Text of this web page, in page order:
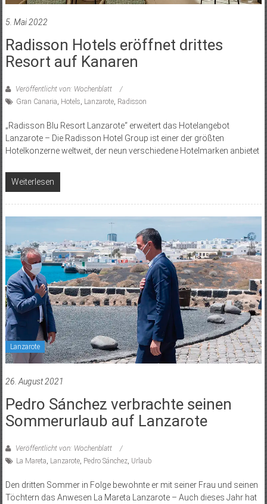
5. Mai 2022
Radisson Hotels eröffnet drittes
Resort auf Kanaren
Veröffentlicht von: Wochenblatt
Gran Canaria Hotels Lanzarote, Radisson
„Radisson Blu Resort Lanzarote“ erweitert das Hotelangebot
Lanzarote – Die Radisson Hotel Group ist einer der größten
Hotelkonzerne weltweit, der neun verschiedene Hotelmarken anbietet
Weiterlesen
Lanzarote
26. August 2021
Pedro Sánchez verbrachte seinen
Sommerurlaub auf Lanzarote
Veröffentlicht von: Wochenblatt
La Mareta Lanzarote, Pedro Sánchez, Urlaub
Den dritten Sommer in Folge bewohnte er mit seiner Frau und seinen
Töchtern das Anwesen La Mareta Lanzarote – Auch dieses Jahr hat